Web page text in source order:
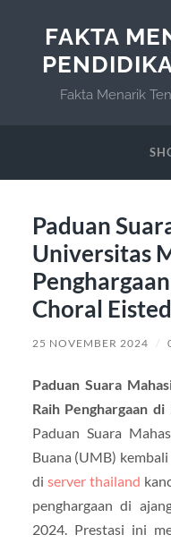
FAKTA
Fakta Menarik
Paduan
Universitas
Choral
25 NOVEMBER 2024 /
Paduan Suara
Raih Penghargaan
Paduan Suara
Buana (UMB)
di server thailand
penghargaan di
2024. Prestasi ini